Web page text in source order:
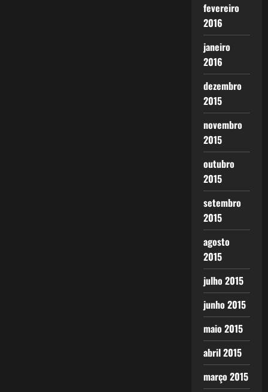
fevereiro
2016
janeiro
2016
dezembro
2015
novembro
2015
outubro
2015
setembro
2015
agosto
2015
julho 2015
junho 2015
maio 2015
abril 2015
março 2015